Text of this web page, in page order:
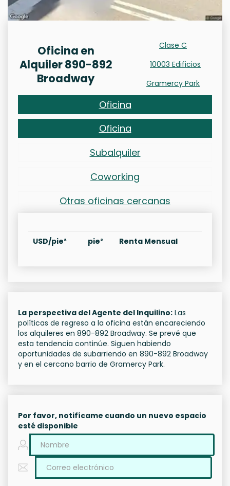
Oficina en
Alquiler 890-892
Broadway
Clase C
10003 Edificios
Gramercy Park
Oficina
Oficina
Subalquiler
Coworking
Otras oficinas cercanas
USD/pie² pie² Renta Mensual
La perspectiva del Agente del Inquilino: Las
políticas de regreso a la oficina están encareciendo
los alquileres en 890-892 Broadway. Se prevé que
esta tendencia continúe. Siguen habiendo
oportunidades de subarriendo en 890-892 Broadway
y en el cercano barrio de Gramercy Park.
Por favor, notifícame cuando un nuevo espacio
esté disponible